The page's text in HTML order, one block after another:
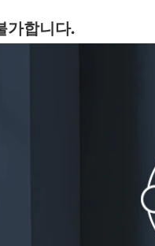
가합니다.